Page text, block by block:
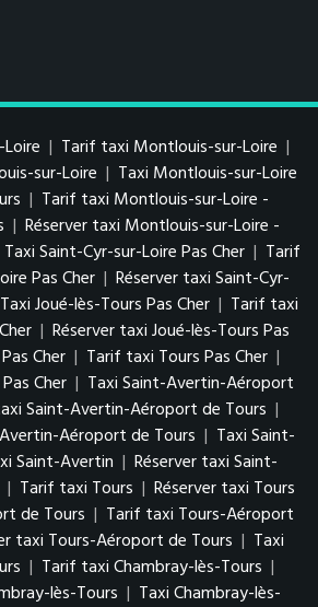
| Tarif taxi Montlouis-sur-Loire |
sur-Loire | Taxi Montlouis-sur-Loire
| Tarif taxi Montlouis-sur-Loire -
| Réserver taxi Montlouis-sur-Loire -
Taxi Saint-Cyr-sur-Loire Pas Cher | Tarif
Pas Cher | Réserver taxi Saint-Cyr-
Taxi Joué-lès-Tours Pas Cher | Tarif taxi
| Réserver taxi Joué-lès-Tours Pas
Cher | Tarif taxi Tours Pas Cher |
Cher | Taxi Saint-Avertin-Aéroport
Saint-Avertin-Aéroport de Tours |
Aéroport de Tours | Taxi Saint-
Saint-Avertin | Réserver taxi Saint-
| Tarif taxi Tours | Réserver taxi Tours
de Tours | Tarif taxi Tours-Aéroport
taxi Tours-Aéroport de Tours | Taxi
| Tarif taxi Chambray-lès-Tours |
lès-Tours | Taxi Chambray-lès-